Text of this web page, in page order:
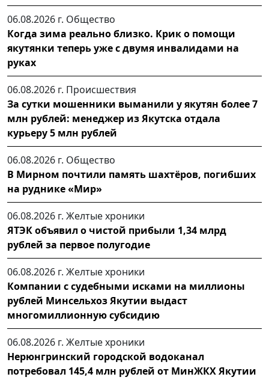
06.08.2026 г. Общество
Когда зима реально близко. Крик о помощи
якутянки теперь уже с двумя инвалидами на
руках
06.08.2026 г. Происшествия
За сутки мошенники выманили у якутян более 7
млн рублей: менеджер из Якутска отдала
курьеру 5 млн рублей
06.08.2026 г. Общество
В Мирном почтили память шахтёров, погибших
на руднике «Мир»
06.08.2026 г. Желтые хроники
ЯТЭК объявил о чистой прибыли 1,34 млрд
рублей за первое полугодие
06.08.2026 г. Желтые хроники
Компании с судебными исками на миллионы
рублей Минсельхоз Якутии выдаст
многомиллионную субсидию
06.08.2026 г. Желтые хроники
Нерюнгринский городской водоканал
потребовал 145,4 млн рублей от МинЖКХ Якутии